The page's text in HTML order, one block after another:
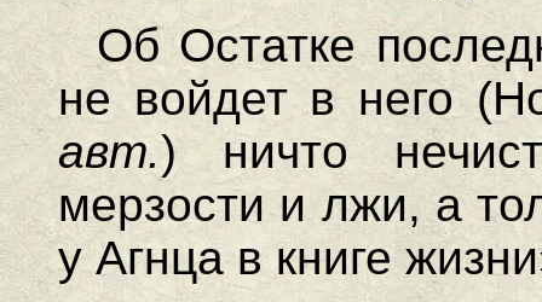
Об Остатке
не войдет в него
авт.) ничто
мерзости и лжи, а
у Агнца в книге